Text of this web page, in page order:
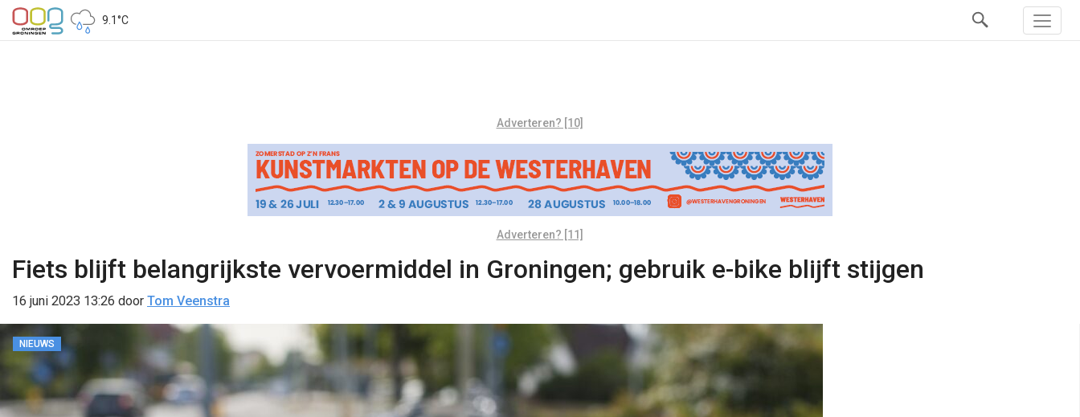
9.1°C
Adverteren? [10]
Adverteren? [11]
Fiets blijft belangrijkste vervoermiddel in Groningen; gebruik e-bike blijft stijgen
16 juni 2023 13:26 door Tom Veenstra
NIEUWS